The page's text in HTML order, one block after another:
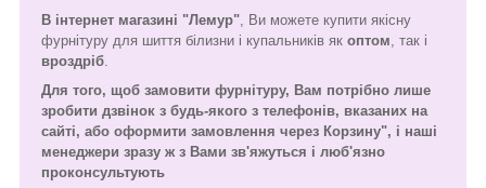
В інтернет магазині "Лемур" , Ви можете купити якісну
фурнітуру для шиття білизни і купальників як оптом , так і
вроздріб
Для того, щоб замовити фурнітуру, Вам потрібно лише
зробити дзвінок з будь-якого з телефонів, вказаних на
сайті, або оформити замовлення через Корзину", і наші
менеджери зразу ж з Вами зв'яжуться і люб'язно
проконсультують